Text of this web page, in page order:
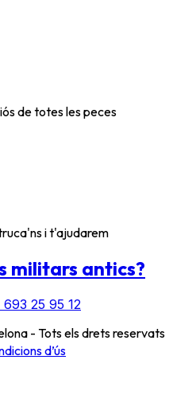
de totes les peces
i t'ajudarem
militars antics?
25 95 12
- Tots els drets reservats
d’ús